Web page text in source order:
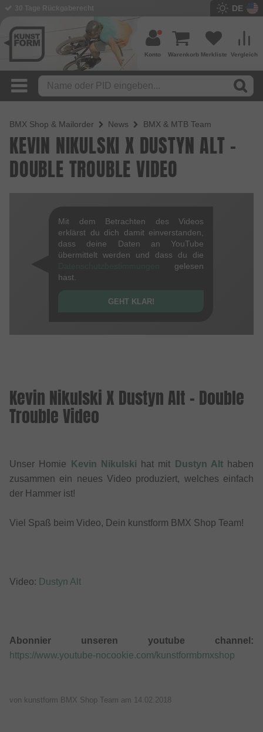
DE
Vergleich
Merkliste
Warenkorb
Konto
BMX Shop & Mailorder News BMX & MTB Team
KEVIN NIKULSKI X DUSTYN ALT -
DOUBLE TROUBLE VIDEO
Mit dem Betrachten des Videos
erklärst du dich damit einverstanden,
dass deine Daten an YouTube
übermittelt werden und dass du die
gelesen
hast.
GEHT KLAR!
Kevin Nikulski X Dustyn Alt - Double
Trouble Video
Unser Homie Kevin Nikulski hat mit Dustyn Althaben
zusammen ein neues Video produziert, welches einfach
der Hammer ist!
Viel Spaß beim Video, Dein kunstform BMX Shop Team!
Video: Dustyn Alt
Abonnier unseren youtube channel:
https://www.youtube-nocookie.com/kunstformbmxshop
von kunstform BMX Shop Team am 14.02.2018